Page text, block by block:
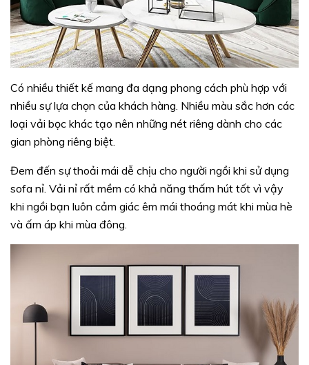
Có nhiều thiết kế mang đa dạng phong cách phù hợp với
nhiều sự lựa chọn của khách hàng. Nhiều màu sắc hơn các
loại vải bọc khác tạo nên những nét riêng dành cho các
gian phòng riêng biệt.
Đem đến sự thoải mái dễ chịu cho người ngồi khi sử dụng
sofa nỉ. Vải nỉ rất mềm có khả năng thấm hút tốt vì vậy
khi ngồi bạn luôn cảm giác êm mái thoáng mát khi mùa hè
và ấm áp khi mùa đông.